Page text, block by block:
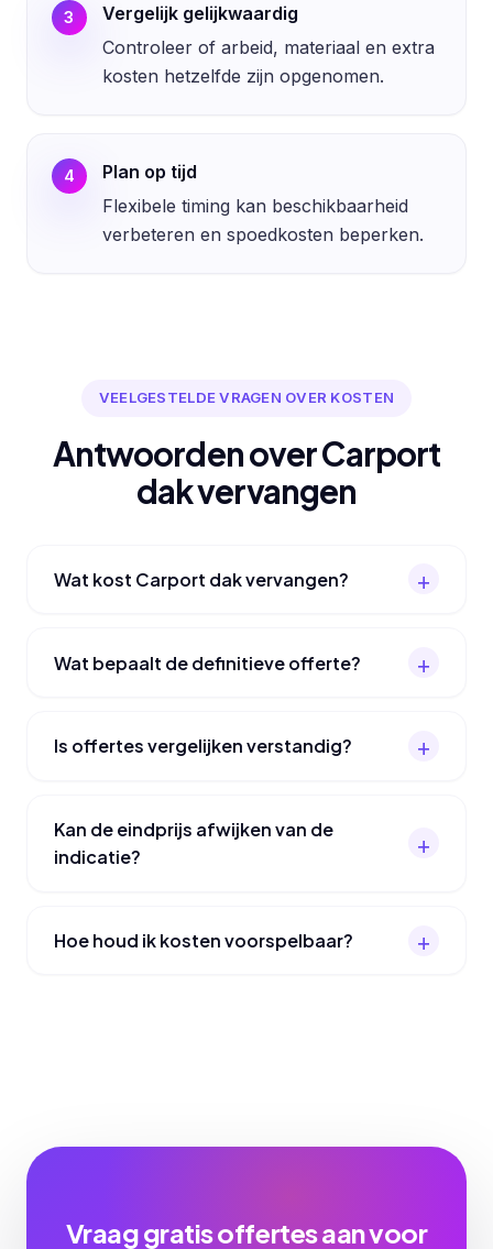
3
Vergelijk gelijkwaardig
Controleer of arbeid, materiaal en extra
kosten hetzelfde zijn opgenomen.
4
Plan op tijd
Flexibele timing kan beschikbaarheid
verbeteren en spoedkosten beperken.
VEELGESTELDE VRAGEN OVER KOSTEN
Antwoorden over Carport
dak vervangen
Wat kost Carport dak vervangen?
Wat bepaalt de definitieve offerte?
Is offertes vergelijken verstandig?
Kan de eindprijs afwijken van de
indicatie?
Hoe houd ik kosten voorspelbaar?
Vraag gratis offertes aan voor